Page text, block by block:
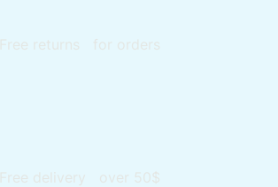
Free returns for orders
Free delivery over 50$